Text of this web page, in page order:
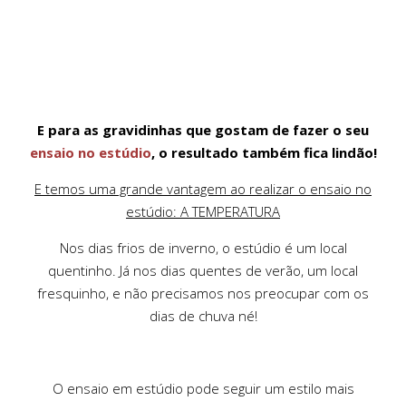
E para as gravidinhas que gostam de fazer o seu
ensaio no estúdio, o resultado também fica lindão!
E temos uma grande vantagem ao realizar o ensaio no
estúdio: A TEMPERATURA
Nos dias frios de inverno, o estúdio é um local
quentinho. Já nos dias quentes de verão, um local
fresquinho, e não precisamos nos preocupar com os
dias de chuva né!
O ensaio em estúdio pode seguir um estilo mais